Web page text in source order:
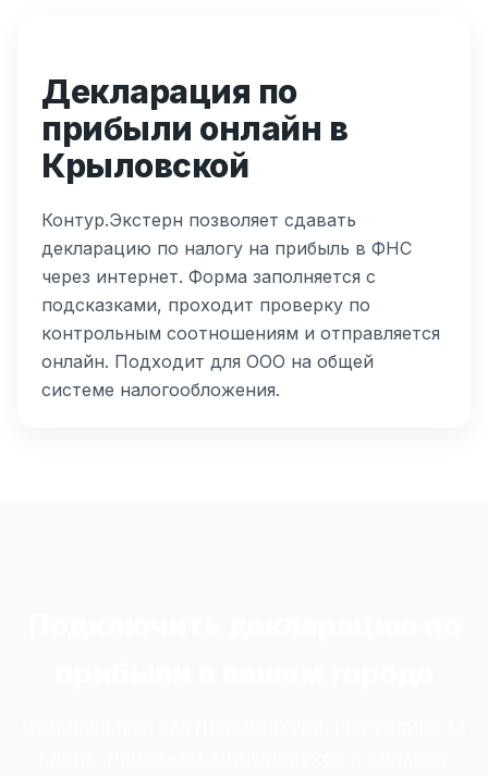
Декларация по
прибыли онлайн в
Крыловской
Контур.Экстерн позволяет сдавать
декларацию по налогу на прибыль в ФНС
через интернет. Форма заполняется с
подсказками, проходит проверку по
контрольным соотношениям и отправляется
онлайн. Подходит для ООО на общей
системе налогообложения.